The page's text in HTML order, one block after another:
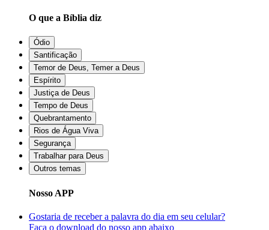
O que a Bíblia diz
Ódio
Santificação
Temor de Deus, Temer a Deus
Espírito
Justiça de Deus
Tempo de Deus
Quebrantamento
Rios de Água Viva
Segurança
Trabalhar para Deus
Outros temas
Nosso APP
Gostaria de receber a palavra do dia em seu celular?
Faça o download do nosso app abaixo